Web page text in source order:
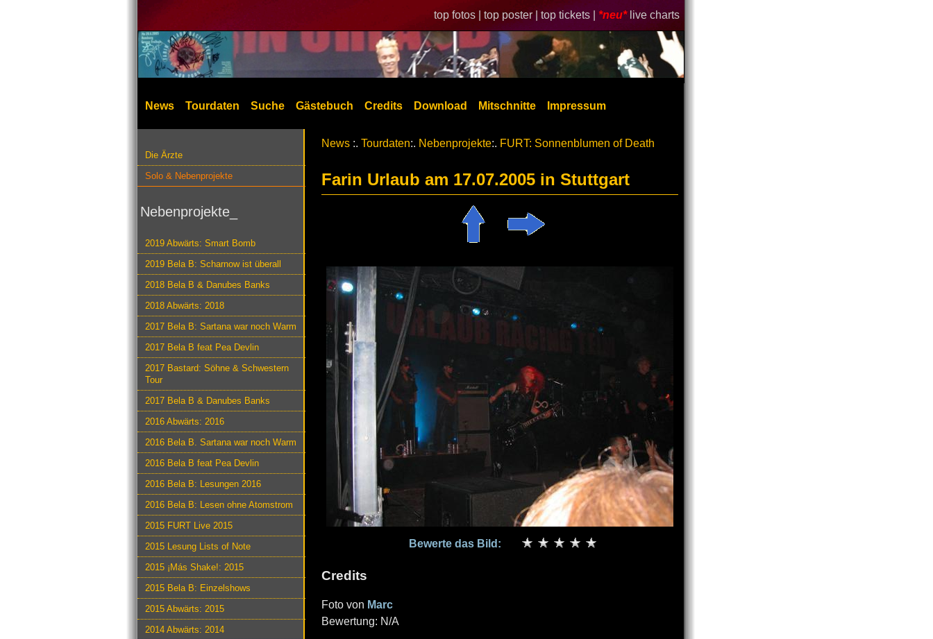
top fotos | top poster | top tickets | *neu* live charts
News Tourdaten Suche Gästebuch Credits Download Mitschnitte Impressum
Die Ärzte
Solo & Nebenprojekte
Nebenprojekte_
2019 Abwärts: Smart Bomb
2019 Bela B: Scharnow ist überall
2018 Bela B & Danubes Banks
2018 Abwärts: 2018
2017 Bela B: Sartana war noch Warm
2017 Bela B feat Pea Devlin
2017 Bastard: Söhne & Schwestern
Tour
2017 Bela B & Danubes Banks
2016 Abwärts: 2016
2016 Bela B. Sartana war noch Warm
2016 Bela B feat Pea Devlin
2016 Bela B: Lesungen 2016
2016 Bela B: Lesen ohne Atomstrom
2015 FURT Live 2015
2015 Lesung Lists of Note
2015 ¡Más Shake!: 2015
2015 Bela B: Einzelshows
2015 Abwärts: 2015
2014 Abwärts: 2014
News :. Tourdaten:. Nebenprojekte:. FURT: Sonnenblumen of Death
Farin Urlaub am 17.07.2005 in Stuttgart
Bewerte das Bild:
Credits
Foto von Marc
Bewertung: N/A